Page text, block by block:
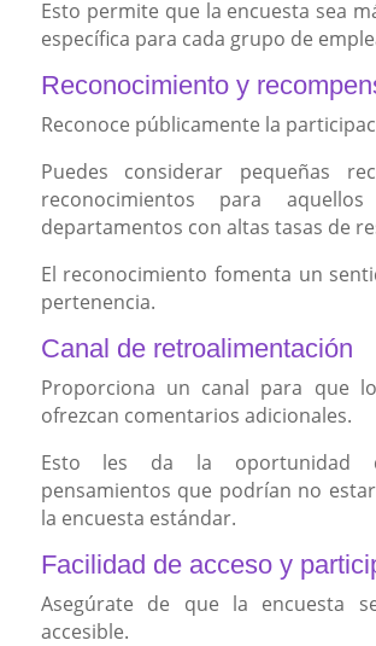
Esto permite que la encuesta sea
específica para cada grupo de
Reconocimiento y
Reconoce públicamente la
Puedes considerar pequeñas
reconocimientos para
departamentos con altas tasas de
El reconocimiento fomenta un
pertenencia.
Canal de retroalimentación
Proporciona un canal para que
ofrezcan comentarios adicionales.
Esto les da la oportunidad
pensamientos que podrían no
la encuesta estándar.
Facilidad de acceso y
Asegúrate de que la encuesta
accesible.